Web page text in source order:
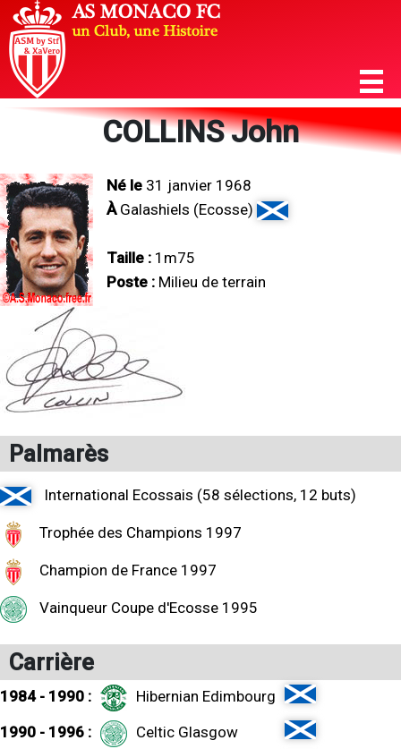
COLLINS John
Né le 31 janvier 1968
ÀGalashiels (Ecosse)
Taille : 1m75
Poste : Milieu de terrain
Palmarès
International Ecossais (58 sélections, 12 buts)
Trophée des Champions 1997
Champion de France 1997
Vainqueur Coupe d'Ecosse 1995
Carrière
1984 - 1990 :
Hibernian Edimbourg
1990 - 1996 :
Celtic Glasgow